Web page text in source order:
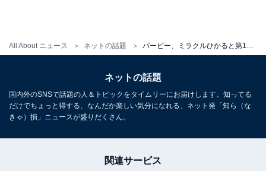
All About ニュース ネットの話題
ネットの話題
国内外のSNSで話題の人＆トピックをタイムリーにお届けします。知ってる
だけでちょっと得する、なんだか楽しい気分になれる、ネット発「知ら（な
きゃ）損」ニュースが盛りだくさん。
関連サービス